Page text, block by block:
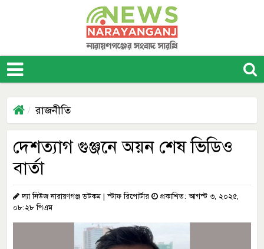
রাজনীতি
দেশত্যাগ গুঞ্জনে অয়ন শেষ ভিডিও
বার্তা
দ্যা নিউজ নারায়ণগঞ্জ ডটকম | স্টাফ রিপোর্টার
প্রকাশিত: আগস্ট ৩, ২০২৫,
০৮:২৮ পিএম